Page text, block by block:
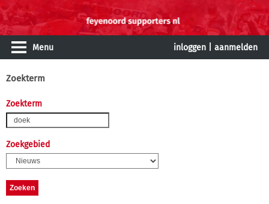
Menu inloggen aanmelden
Zoekterm
Zoekterm
Zoekgebied